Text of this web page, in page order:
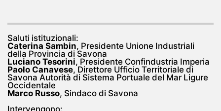
Saluti istituzionali:
Caterina Sambin, Presidente Unione Industriali
della Provincia di Savona
Luciano Tesorini, Presidente Confindustria Imperia
Paolo Canavese, Direttore Ufficio Territoriale di
Savona Autorità di Sistema Portuale del Mar Ligure
Occidentale
Marco Russo, Sindaco di Savona
Intervengono: